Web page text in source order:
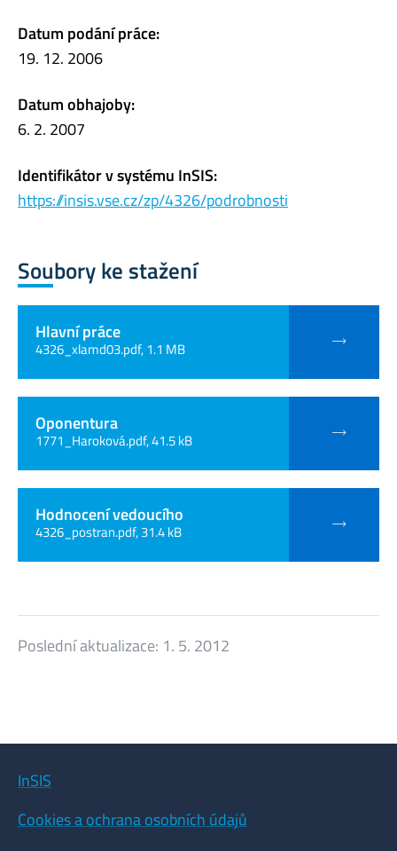
Datum podání práce:
19. 12. 2006
Datum obhajoby:
6. 2. 2007
Identifikátor v systému InSIS:
https://insis.vse.cz/zp/4326/podrobnosti
Soubory ke stažení
Hlavní práce
4326_xlamd03.pdf, 1.1 MB
Oponentura
1771_Haroková.pdf, 41.5 kB
Hodnocení vedoucího
4326_postran.pdf, 31.4 kB
Poslední aktualizace: 1. 5. 2012
InSIS
Cookies a ochrana osobních údajů